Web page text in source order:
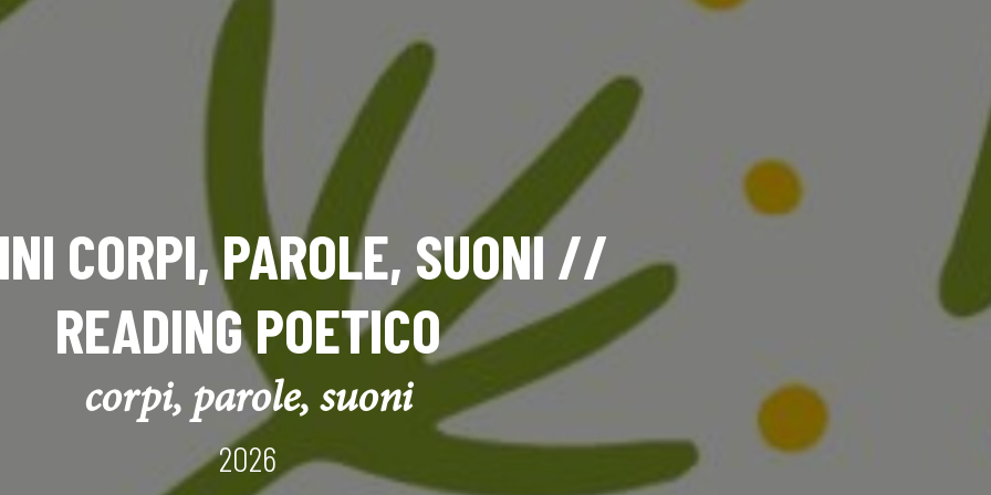
CORPI, PAROLE, SUONI //
READING POETICO
corpi, parole, suoni
2026